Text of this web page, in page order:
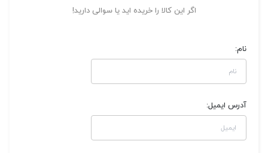
اگر این کالا را خریده اید یا سوالی دارید!
نام:
آدرس ایمیل: